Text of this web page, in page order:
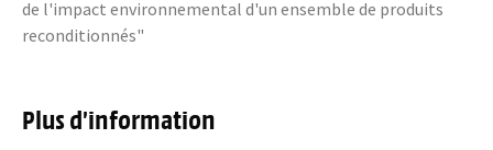
de l'impact environnemental d'un ensemble de produits
reconditionnés"
Plus d’information